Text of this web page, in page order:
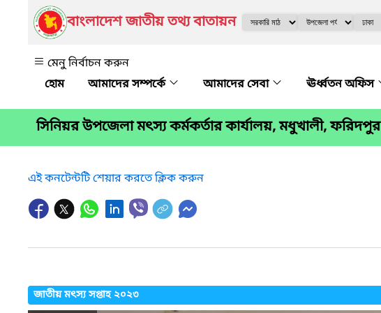
বাংলাদেশ জাতীয় তথ্য বাতায়ন
মেনু নির্বাচন করুন
আমাদের সম্পর্কে
আমাদের সেবা ঊর্ধ্বতন অফিস
সিনিয়র উপজেলা মৎস্য কর্মকর্তার কার্যালয়, মধুখালী, ফরিদপুর
এই কনটেন্টটি শেয়ার করতে ক্লিক করুন
জাতীয় মৎস্য সপ্তাহ ২০২৩